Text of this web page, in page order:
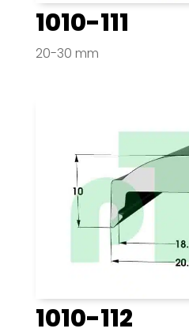
1010-111
20-30 mm
1010-112